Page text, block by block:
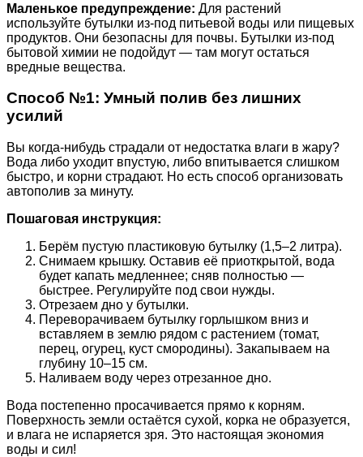
Маленькое предупреждение: Для растений
используйте бутылки из-под питьевой воды или пищевых
продуктов. Они безопасны для почвы. Бутылки из-под
бытовой химии не подойдут — там могут остаться
вредные вещества.
Способ №1: Умный полив без лишних
усилий
Вы когда-нибудь страдали от недостатка влаги в жару?
Вода либо уходит впустую, либо впитывается слишком
быстро, и корни страдают. Но есть способ организовать
автополив за минуту.
Пошаговая инструкция:
Берём пустую пластиковую бутылку (1,5–2 литра).
Снимаем крышку. Оставив её приоткрытой, вода
будет капать медленнее; сняв полностью —
быстрее. Регулируйте под свои нужды.
Отрезаем дно у бутылки.
Переворачиваем бутылку горлышком вниз и
вставляем в землю рядом с растением (томат,
перец, огурец, куст смородины). Закапываем на
глубину 10–15 см.
Наливаем воду через отрезанное дно.
Вода постепенно просачивается прямо к корням.
Поверхность земли остаётся сухой, корка не образуется,
и влага не испаряется зря. Это настоящая экономия
воды и сил!